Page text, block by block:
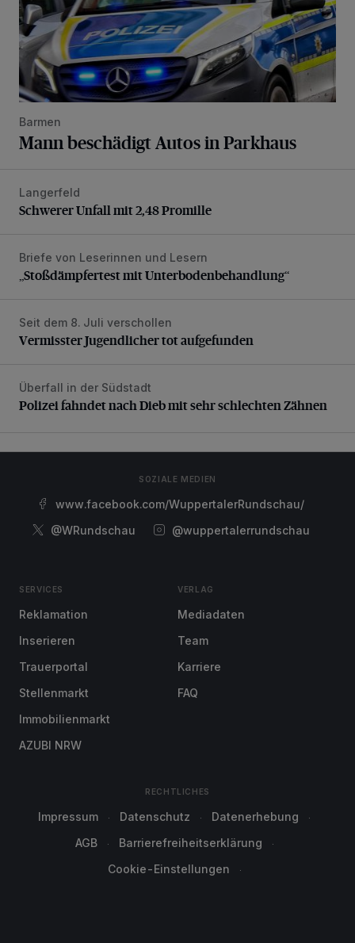
Barmen
Mann beschädigt Autos in Parkhaus
Schwerer Unfall mit 2,48 Promille
Langerfeld
Schwerer Unfall mit 2,48 Promille
„Stoßdämpfertest mit Unterbodenbehandlung“
Briefe von Leserinnen und Lesern
„Stoßdämpfertest mit Unterbodenbehandlung“
Vermisster Jugendlicher tot aufgefunden
Seit dem 8. Juli verschollen
Vermisster Jugendlicher tot aufgefunden
Polizei fahndet nach Dieb mit sehr schlechten Zähnen
Überfall in der Südstadt
Polizei fahndet nach Dieb mit sehr schlechten Zähnen
SOZIALE MEDIEN
www.facebook.com/WuppertalerRundschau/
@WRundschau
@wuppertalerrundschau
SERVICES
Reklamation
Inserieren
Trauerportal
Stellenmarkt
Immobilienmarkt
AZUBI NRW
VERLAG
Mediadaten
Team
Karriere
FAQ
RECHTLICHES
Impressum Datenschutz
Datenerhebung
AGB
Barrierefreiheitserklärung
Cookie-Einstellungen